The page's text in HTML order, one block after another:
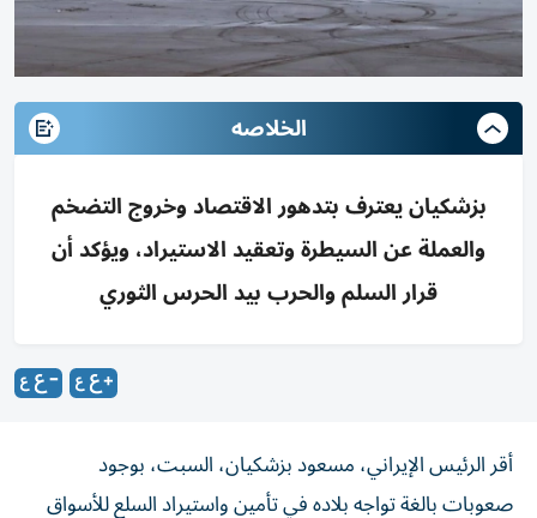
الخلاصه
بزشكيان يعترف بتدهور الاقتصاد وخروج التضخم
والعملة عن السيطرة وتعقيد الاستيراد، ويؤكد أن
قرار السلم والحرب بيد الحرس الثوري
أقر الرئيس الإيراني، مسعود بزشكيان، السبت، بوجود
صعوبات بالغة تواجه بلاده في تأمين واستيراد السلع للأسواق